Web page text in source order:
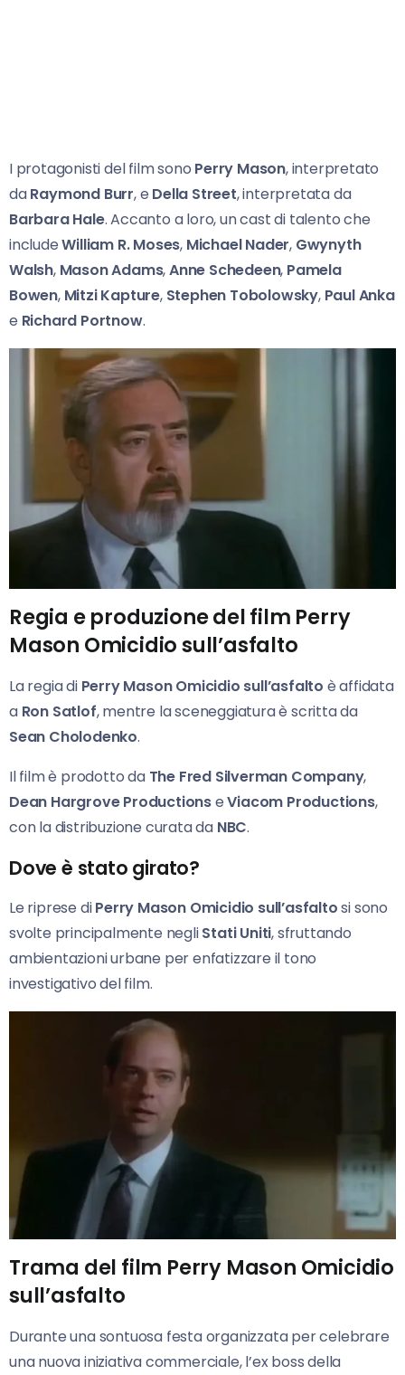
I protagonisti del film sono Perry Mason, interpretato
daRaymond Burr, e Della Street, interpretata da
Barbara Hale. Accanto a loro, un cast di talento che
includeWilliam R. Moses, Michael Nader, Gwynyth
Walsh, Mason Adams,Anne Schedeen, Pamela
Bowen, Mitzi Kapture, Stephen Tobolowsky, Paul Anka
e Richard Portnow.
Regia e produzione del film Perry
Mason Omicidio sull’asfalto
La regia di Perry Mason Omicidio sull’asfalto è affidata
a Ron Satlof, mentre la sceneggiatura è scritta da
Sean Cholodenko.
Il film è prodotto da The Fred Silverman Company,
Dean Hargrove ProductionseViacom Productions,
con la distribuzione curata da NBC.
Dove è stato girato?
Le riprese diPerry Mason Omicidio sull’asfaltosi sono
svolte principalmente negliStati Uniti, sfruttando
ambientazioni urbane per enfatizzare il tono
investigativo del film.
Trama del film Perry Mason Omicidio
sull’asfalto
Durante una sontuosa festa organizzata per celebrare
una nuova iniziativa commerciale, l’ex boss della